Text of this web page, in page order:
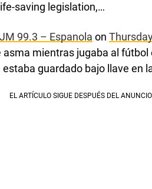
saving legislation,…
99.3 – Espanola on
asma mientras jugaba al fútbol
estaba guardado bajo llave en